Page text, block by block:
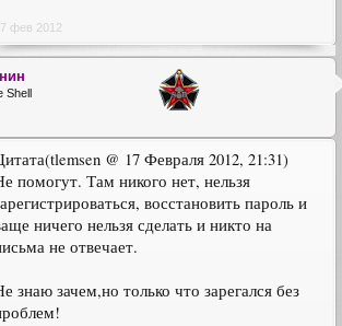
фев 2012
Shell
@ 17 Февраля 2012, 21:31)
помогут. Там никого нет, нельзя
восстановить пароль и
ничего нельзя сделать и никто на
не отвечает.
знаю зачем,но только что зарегался без